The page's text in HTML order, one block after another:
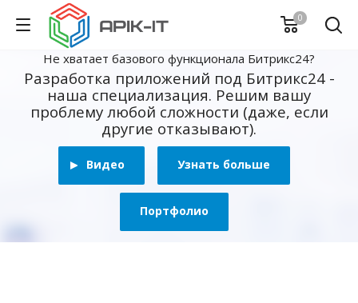
0
Не хватает базового функционала Битрикс24?
Разработка приложений под Битрикс24 -
наша специализация. Решим вашу
проблему любой сложности (даже, если
другие отказывают).
Видео Узнать больше
Портфолио